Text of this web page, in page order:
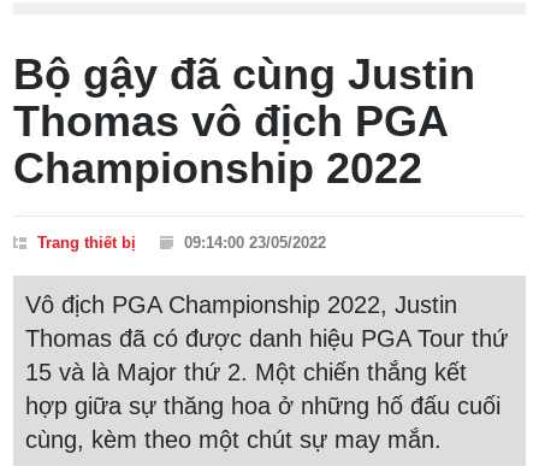
Bộ gậy đã cùng Justin
Thomas vô địch PGA
Championship 2022
Trang thiết bị 09:14:00 23/05/2022
Vô địch PGA Championship 2022, Justin
Thomas đã có được danh hiệu PGA Tour thứ
15 và là Major thứ 2. Một chiến thắng kết
hợp giữa sự thăng hoa ở những hố đấu cuối
cùng, kèm theo một chút sự may mắn.